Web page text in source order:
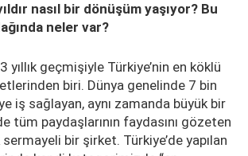
nasıl bir dönüşüm yaşıyor? Bu
neler var?
yıllık geçmişiyle Türkiye’nin en köklü
biri. Dünya genelinde 7 bin
iş sağlayan, aynı zamanda büyük bir
tüm paydaşlarının faydasını gözeten
bir şirket. Türkiye’de yapılan